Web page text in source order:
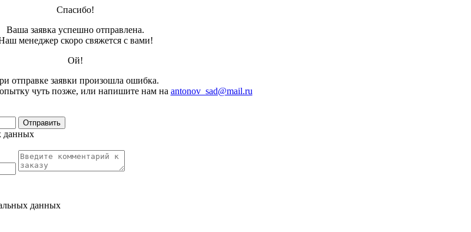
Спасибо!
Ваша заявка успешно отправлена.
менеджер скоро свяжется с вами!
Ой!
отправке заявки произошла ошибка.
чуть позже, или напишите нам на antonov_sad@mail.ru
Отправить
данных
данных